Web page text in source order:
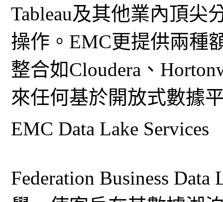
Tableau及其他業內頂尖
操作。EMC更提供兩種
整合如Cloudera、
來任何基於開放式數據
EMC Data Lake Services
Federation Business